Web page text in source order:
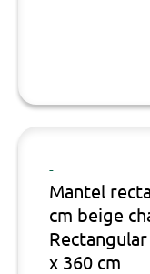
-
Mantel
cm beige
x 360 cm